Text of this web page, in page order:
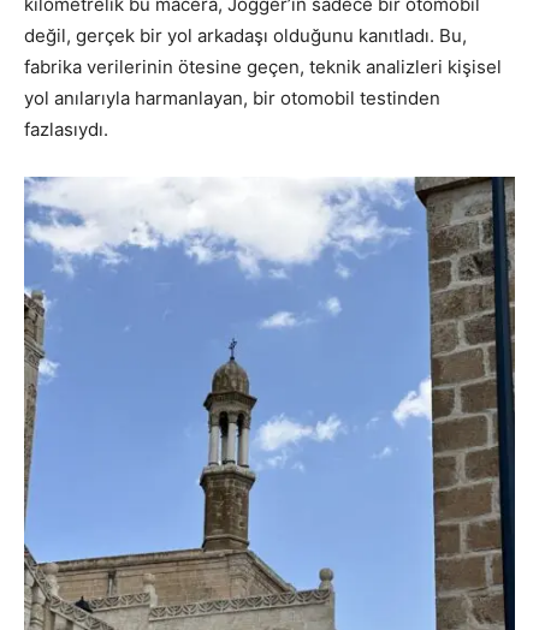
değil, gerçek bir yol arkadaşı olduğunu kanıtladı. Bu,
fabrika verilerinin ötesine geçen, teknik analizleri kişisel
yol anılarıyla harmanlayan, bir otomobil testinden
fazlasıydı.